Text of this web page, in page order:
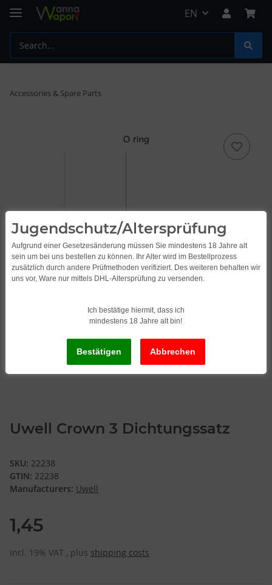
EN
Accessories & Spare Parts
Uwell Crown 3 Dichtungssatz
SKU: 22238
GTIN: 22238
Manufacturers: Uwell
1,45
incl. 19% VAT , plus shipping costs
Jugendschutz/Altersprüfung
Aufgrund einer Gesetzesänderung müssen Sie mindestens 18 Jahre alt
sein um bei uns bestellen zu können. Ihr Alter wird im Bestellprozess
zusätzlich durch andere Prüfmethoden verifiziert. Des weiteren behalten wir
uns vor, Ware nur mittels DHL-Altersprüfung zu versenden.
Ich bestätige hiermit, dass ich
mindestens 18 Jahre alt bin!